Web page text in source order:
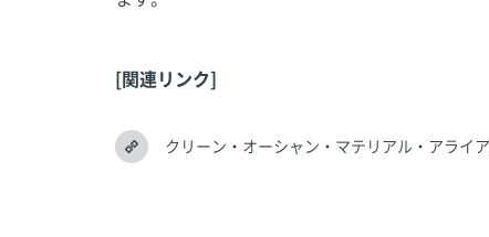
[関連リンク]
クリーン・オーシャン・マテリアル・アライア